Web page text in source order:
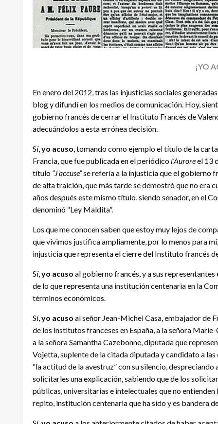
¡YO
En enero del 2012, tras las injusticias sociales
blog y difundí en los medios de comunicación. Hoy,
gobierno francés de cerrar el Instituto Francés de
adecuándolos a esta errónea decisión.
Sí, yo acuso , tomando como ejemplo el título de la
Francia, que fue publicada en el periódico l’Auroreel 13
título “J’accuse”se refería a la injusticia que el gobierno
de alta traición, que más tarde se demostró que no era
años después este mismo título, siendo senador, en el
denominó “Ley Maldita”.
Los que me conocen saben que estoy muy lejos de
que vivimos justifica ampliamente, por lo menos para
injusticia que representa el cierre del Instituto francés
Sí, yo acuso al gobierno francés, y a sus
de lo que representa una institución centenaria en la
términos económicos.
Sí, yo acuso al señor Jean-Michel Casa, embajador de
de los institutos franceses en España, a la señora
a la señora Samantha Cazebonne, diputada que
Vojetta, suplente de la citada diputada y candidato a
“la actitud de la avestruz” con su silencio,
solicitarles una explicación, sabiendo que de los
públicas, universitarias e intelectuales que no
repito, institución centenaria que ha sido y es bandera